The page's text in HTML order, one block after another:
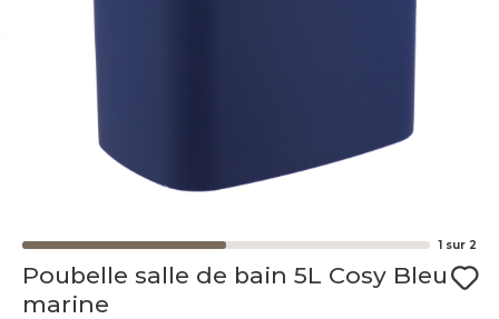
1 sur 2
Poubelle salle de bain 5L Cosy Bleu
marine